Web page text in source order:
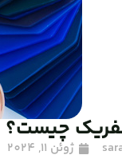
2 روش اصلی تولید آن
ژوئن 11, 2024